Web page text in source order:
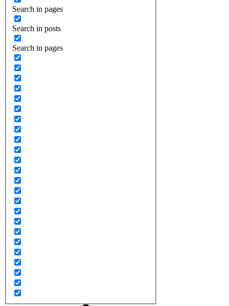
Search in pages
Search in posts
Search in pages